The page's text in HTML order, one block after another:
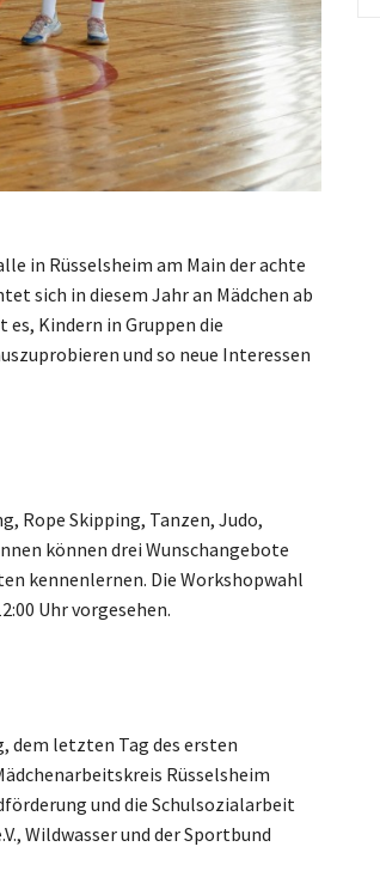
in Rüsselsheim am Main der achte
sich in diesem Jahr an Mädchen ab
es, Kindern in Gruppen die
und so neue Interessen
Rope Skipping, Tanzen, Judo,
können drei Wunschangebote
kennenlernen. Die Workshopwahl
Uhr vorgesehen.
letzten Tag des ersten
Rüsselsheim
und die Schulsozialarbeit
Wildwasser und der Sportbund